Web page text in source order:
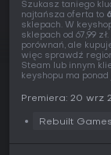
Szukasz taniego
najtańsza oferta to
sklepach. W
sklepach od 67,99
porównań, ale
więc sprawdź
Steam lub innym
keyshopu ma
Premiera: 20 wrz
Rebuilt Games